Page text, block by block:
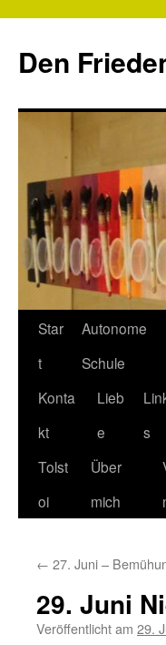
springen
Den
Star
t
Autonome
Schule
Konta
kt
Lieb
e
s
Tolst
oi
Über
mich
← 27. Juni –
29. Juni
Veröffentlicht am 29.